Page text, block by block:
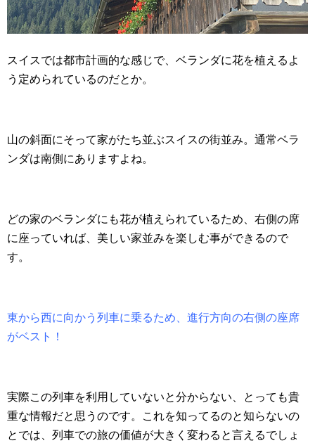
スイスでは都市計画的な感じで、ベランダに花を植えるよ
う定められているのだとか。
山の斜面にそって家がたち並ぶスイスの街並み。通常ベラ
ンダは南側にありますよね。
どの家のベランダにも花が植えられているため、右側の席
に座っていれば、美しい家並みを楽しむ事ができるので
す。
東から西に向かう列車に乗るため、進行方向の右側の座席
がベスト！
実際この列車を利用していないと分からない、とっても貴
重な情報だと思うのです。これを知ってるのと知らないの
とでは、列車での旅の価値が大きく変わると言えるでしょ